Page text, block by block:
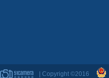
| Copyright ©2016